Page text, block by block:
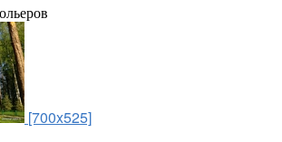
[700x525]